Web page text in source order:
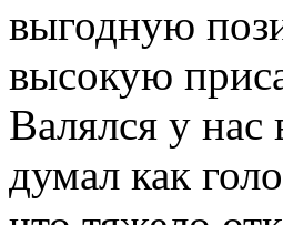
выгодную
высокую
Валялся у нас
думал как